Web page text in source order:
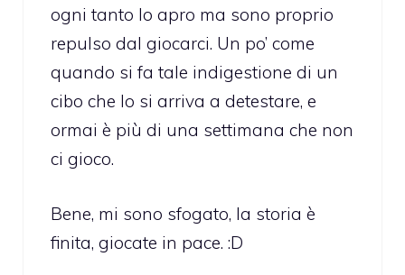
ogni tanto lo apro ma sono proprio
repulso dal giocarci. Un po’ come
quando si fa tale indigestione di un
cibo che lo si arriva a detestare, e
ormai è più di una settimana che non
ci gioco.
Bene, mi sono sfogato, la storia è
finita, giocate in pace. :D